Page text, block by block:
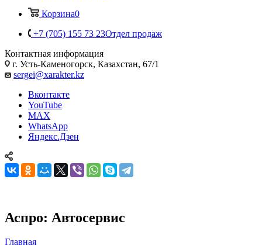
Корзина0
+7 (705) 155 73 23Отдел продаж
Контактная информация
г. Усть-Каменогорск, Казахстан, 67/1
sergei@xarakter.kz
Вконтакте
YouTube
MAX
WhatsApp
Яндекс.Дзен
Аспро: Автосервис
Главная